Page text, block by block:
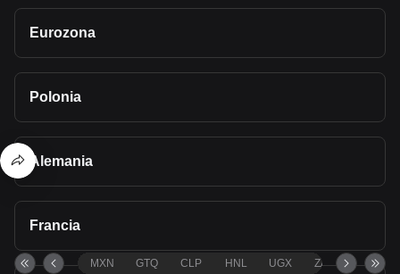
Eurozona
Polonia
Alemania
Francia
MXN GTQ CLP HNL UGX ZAR TND